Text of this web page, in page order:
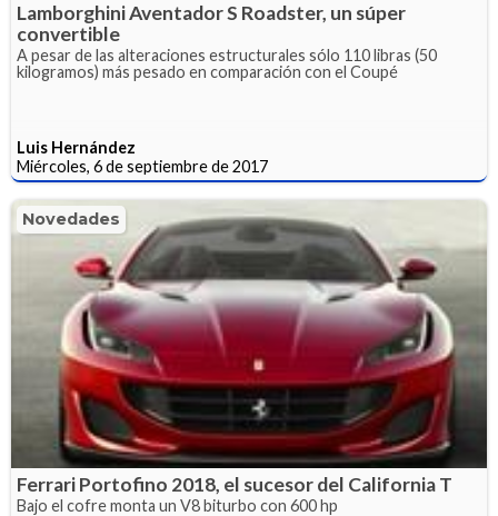
Lamborghini Aventador S Roadster, un súper
convertible
A pesar de las alteraciones estructurales sólo 110 libras (50
kilogramos) más pesado en comparación con el Coupé
Luis Hernández
Miércoles, 6 de septiembre de 2017
Novedades
Ferrari Portofino 2018, el sucesor del California T
Bajo el cofre monta un V8 biturbo con 600 hp